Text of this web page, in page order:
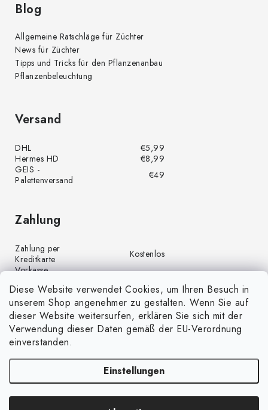
Diese Website verwendet Cookies, um Ihren Besuch in
unserem Shop angenehmer zu gestalten. Wenn Sie auf
dieser Website weitersurfen, erklären Sie sich mit der
Verwendung dieser Daten gemäß der EU-Verordnung
einverstanden.
Einstellungen
Blog
Allgemeine Ratschläge für Züchter
News für Züchter
Tipps und Tricks für den Pflanzenanbau
Pflanzenbeleuchtung
Versand
DHL
€5,99
Hermes HD
€8,99
GEIS -
Palettenversand
€49
Zahlung
Zahlung per
Kreditkarte
Kostenlos
Vorkasse
Zahlung per PayPal
Kostenlos
Nachnahme
€4,00
Copyright 2026GrünGarten.de. Alle Rechte vorbehalten.Cookie-